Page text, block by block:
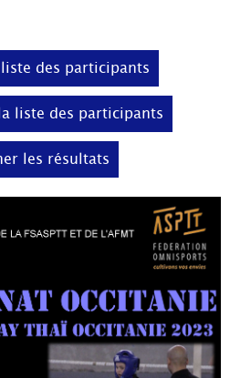
des participants
liste des participants
les résultats